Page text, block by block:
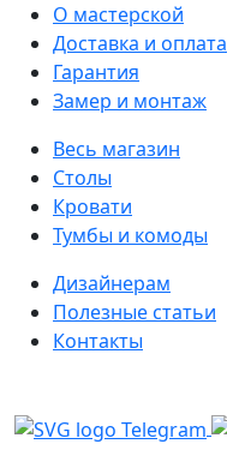
О мастерской
Доставка и оплата
Гарантия
Замер и монтаж
Весь магазин
Столы
Кровати
Тумбы и комоды
Дизайнерам
Полезные статьи
Контакты